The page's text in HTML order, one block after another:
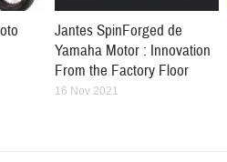
Jantes SpinForged de
Yamaha Motor : Innovation
From the Factory Floor
16 Nov 2021